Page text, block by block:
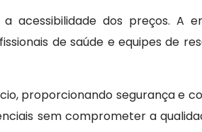
acessibilidade dos preços. A
de saúde e equipes de
proporcionando segurança e
sem comprometer a